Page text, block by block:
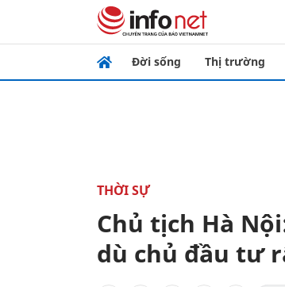
Đời sống Thị trường
THỜI SỰ
Chủ tịch Hà
dù chủ đầu tư